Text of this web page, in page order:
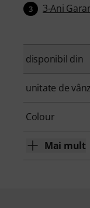
3 3-Ani
disponibil din
unitate de
Colour
Mai mult